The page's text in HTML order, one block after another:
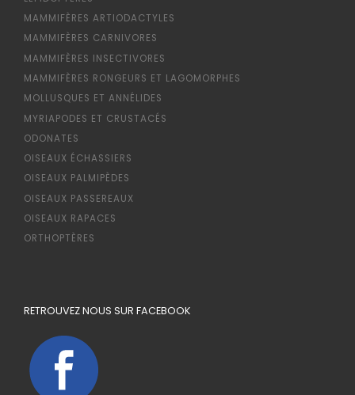
MAMMIFÈRES ARTIODACTYLES
MAMMIFÈRES CARNIVORES
MAMMIFÈRES INSECTIVORES
MAMMIFÈRES RONGEURS ET LAGOMORPHES
MOLLUSQUES ET ANNÉLIDES
MYRIAPODES ET CRUSTACÉS
ODONATES
OISEAUX ÉCHASSIERS
OISEAUX PALMIPÈDES
OISEAUX PASSEREAUX
OISEAUX RAPACES
ORTHOPTÈRES
RETROUVEZ NOUS SUR FACEBOOK